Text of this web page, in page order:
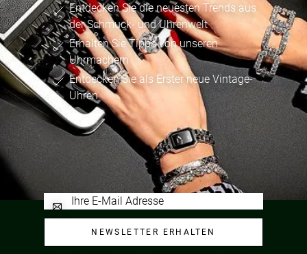
Entdecken Sie die neuesten Trends aus
der Schmuck- und Uhrenwelt
Erhalten Sie Tipps von unseren
Uhrmachern
Entdecken Sie als Erster neue Vintage-
Uhren
NEWSLETTER ERHALTEN